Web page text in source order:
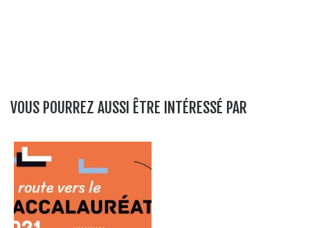
VOUS POURREZ AUSSI ÊTRE INTÉRESSÉ PAR